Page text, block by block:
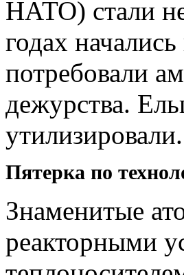
НАТО) стали
годах
потребовали
дежурства.
утилизировали.
Пятерка по
Знаменитые
реакторными